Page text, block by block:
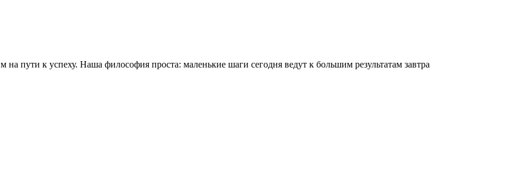
пути к успеху. Наша философия проста: маленькие шаги сегодня ведут к большим результатам завтра